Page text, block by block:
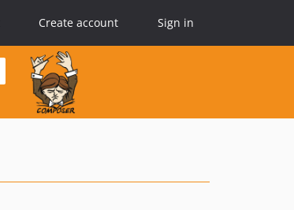
Create account Sign in